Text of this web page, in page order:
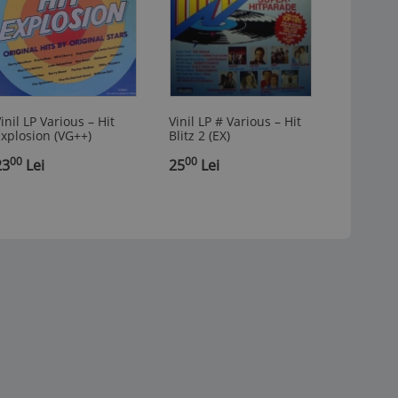
LP Various ‎– Hit
(VG++)
00Lei
Vinil LP # Various ‎– Hit
Blitz 2 (EX)
2500Lei